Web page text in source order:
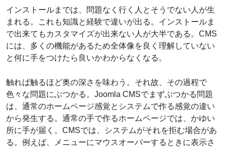
インストールまでは、問題なく行く人とそうでない人が生
まれる。これも知識と経験で違いが出る。インストールま
で出来てもカスタマイズが出来ない人が大半である。CMS
には、多くの機能があるため全体像を良く理解していない
と何に手をつけたら良いかわからなくなる。
触れば触るほど奥の深さを味わう。それ故、その過程で
色々な問題にぶつかる。Joomla CMSでまずぶつかる問題
は、通常のホームページ感覚とシステムで作る感覚の違い
から発生する。通常の手で作るホームページでは、かゆい
所に手が届く。CMSでは、システムがそれを拒む場合があ
る。例えば、メニューにマウスオーバーするときに表示さ